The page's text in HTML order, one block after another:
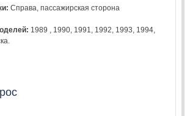
Справа, пассажирская сторона
1989 1990 1991 1992 1993 1994